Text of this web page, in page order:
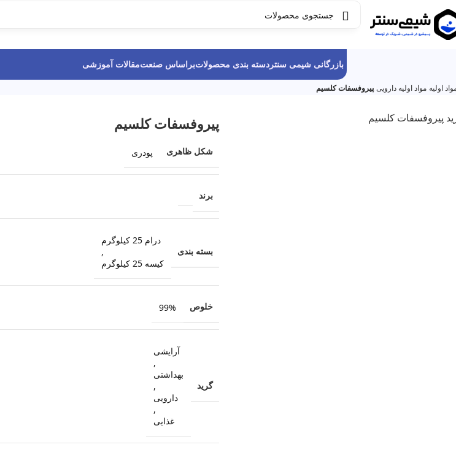
بازرگانی شیمی سنتر دسته بندی محصولاتبراساس صنعتمقالات آموزشی
اولیه مواد اولیه دارویی پیروفسفات کلسیم
پیروفسفات کلسیم
شکل ظاهری پودری
برند
بسته بندی
درام 25 کیلوگرم
,
کیسه 25 کیلوگرم
خلوص 99%
گرید
آرایشی
,
بهداشتی
,
دارویی
,
غذایی